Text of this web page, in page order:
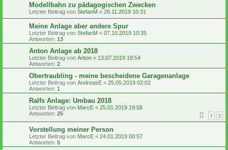
Modellbahn zu pädagogischen Zwecken
Letzter Beitrag von StefanM « 26.11.2019 10:31
Meine Anlage aber andere Spur
Letzter Beitrag von StefanM « 07.10.2019 10:35
Antworten: 13
Anton Anlage ab 2018
Letzter Beitrag von Anton « 13.07.2019 19:54
Antworten: 2
Obertraubling - meine bescheidene Garagenanlage
Letzter Beitrag von AndreasE « 25.05.2019 02:02
Antworten: 1
Ralfs Anlage: Umbau 2018
Letzter Beitrag von MarcE « 25.01.2019 19:58
Antworten: 25 1 2
Vorstellung meiner Person
Letzter Beitrag von MarcE « 24.01.2019 00:57
Antworten: 5